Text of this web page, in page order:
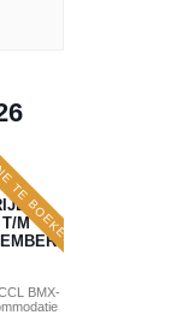
BOEKEN
5:
M
BMX-